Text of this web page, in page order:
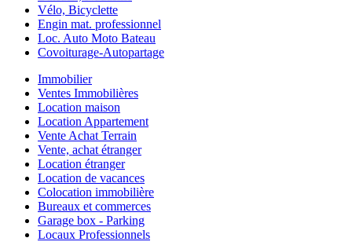
Vélo, Bicyclette
Engin mat. professionnel
Loc. Auto Moto Bateau
Covoiturage-Autopartage
Immobilier
Ventes Immobilières
Location maison
Location Appartement
Vente Achat Terrain
Vente, achat étranger
Location étranger
Location de vacances
Colocation immobilière
Bureaux et commerces
Garage box - Parking
Locaux Professionnels